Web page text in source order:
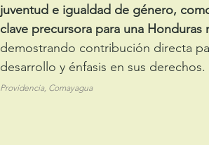
juventud e igualdad de género,
clave precursora para una Honduras
demostrando contribución directa
Providencia, Comayagua